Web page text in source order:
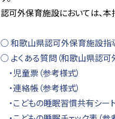
認可外保育施設においては、本
○ 和歌山県認可外保育施設指
○ よくある質問（和歌山県認可
・児童票（参考様式）
・連絡帳（参考様式）
・こどもの睡眠習慣共有シート